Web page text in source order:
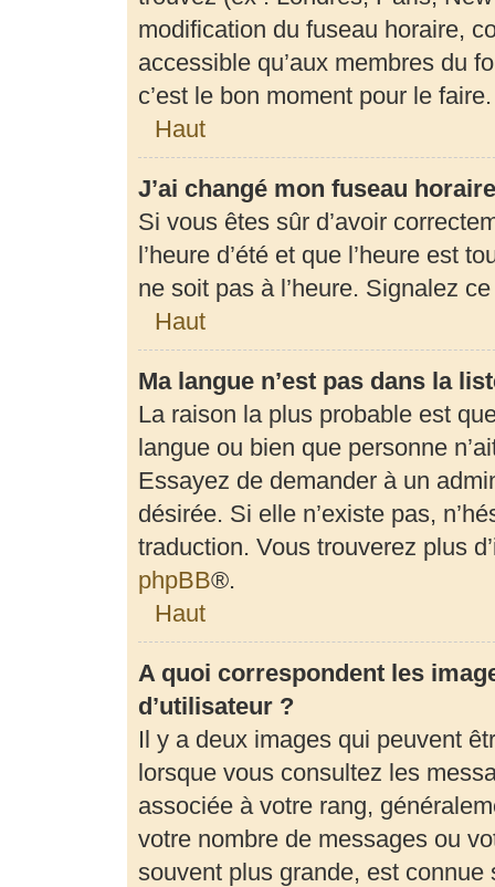
modification du fuseau horaire,
accessible qu’aux membres du
c’est le bon moment pour le faire.
Haut
J’ai changé mon fuseau
Si vous êtes sûr d’avoir
l’heure d’été et que l’heure est
ne soit pas à l’heure. Signalez
Haut
Ma langue n’est pas dans la
La raison la plus probable est
langue ou bien que personne
Essayez de demander à un
désirée. Si elle n’existe pas,
traduction. Vous trouverez plus
phpBB®.
Haut
A quoi correspondent les
d’utilisateur ?
Il y a deux images qui peuvent
lorsque vous consultez les
associée à votre rang,
votre nombre de messages ou
souvent plus grande, est connue